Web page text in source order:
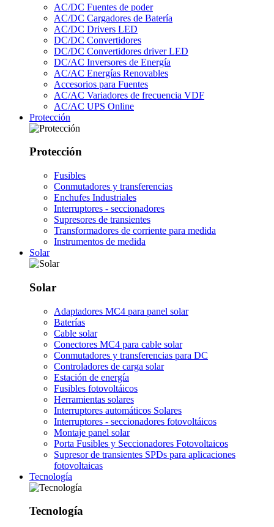
AC/DC Fuentes de poder
AC/DC Cargadores de Batería
AC/DC Drivers LED
DC/DC Convertidores
DC/DC Convertidores driver LED
DC/AC Inversores de Energía
AC/AC Energías Renovables
Accesorios para Fuentes
AC/AC Variadores de frecuencia VDF
AC/AC UPS Online
Protección
Protección
Fusibles
Conmutadores y transferencias
Enchufes Industriales
Interruptores - seccionadores
Supresores de transientes
Transformadores de corriente para medida
Instrumentos de medida
Solar
Solar
Adaptadores MC4 para panel solar
Baterías
Cable solar
Conectores MC4 para cable solar
Conmutadores y transferencias para DC
Controladores de carga solar
Estación de energía
Fusibles fotovoltáicos
Herramientas solares
Interruptores automáticos Solares
Interruptores - seccionadores fotovoltáicos
Montaje panel solar
Porta Fusibles y Seccionadores Fotovoltaicos
Supresor de transientes SPDs para aplicaciones
fotovoltaicas
Tecnología
Tecnología